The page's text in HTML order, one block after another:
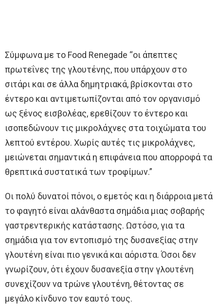
Σύμφωνα με το Food Renegade “οι άπεπτες
πρωτεΐνες της γλουτένης, που υπάρχουν στο
σιτάρι και σε άλλα δημητριακά, βρίσκονται στο
έντερο και αντιμετωπίζονται από τον οργανισμό
ως ξένος εισβολέας, ερεθίζουν το έντερο και
ισοπεδώνουν τις μικρολάχνες στα τοιχώματα του
λεπτού εντέρου. Χωρίς αυτές τις μικρολάχνες,
μειώνεται σημαντικά η επιφάνεια που απορροφά τα
θρεπτικά συστατικά των τροφίμων.”
Οι πολύ δυνατοί πόνοι, ο εμετός και η διάρροια μετά
το φαγητό είναι αλάνθαστα σημάδια μιας σοβαρής
γαστρεντερικής κατάστασης. Ωστόσο, για τα
σημάδια για τον εντοπισμό της δυσανεξίας στην
γλουτένη είναι πιο γενικά και αόριστα. Όσοι δεν
γνωρίζουν, ότι έχουν δυσανεξία στην γλουτένη
συνεχίζουν να τρώνε γλουτένη, θέτοντας σε
μεγάλο κίνδυνο τον εαυτό τους.